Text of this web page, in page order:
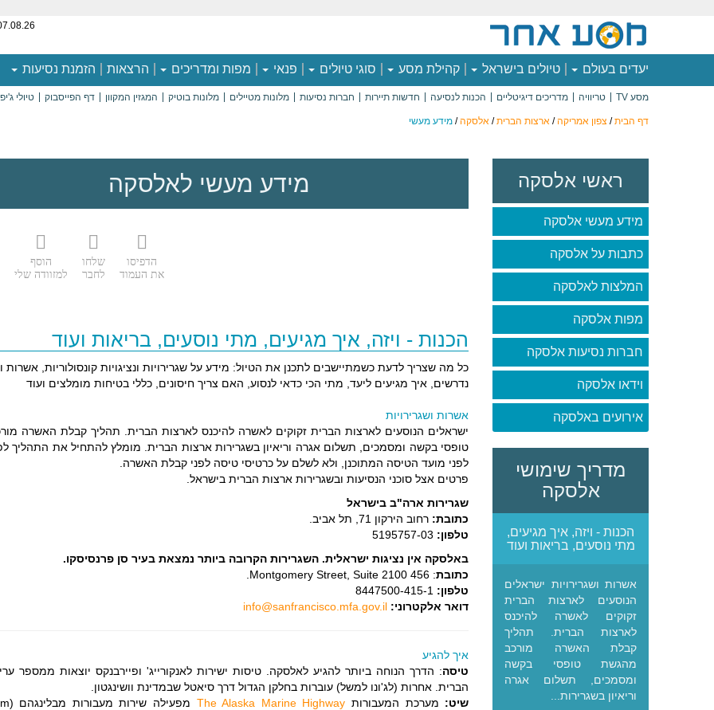
יעדים בעולם טיולים בישראל קהילת מסע סוגי טיולים פנאי מפות ומדריכים הרצאות הזמנת נסיעות
מסע TV טריוויה מדריכים דיגיטליים הכנות לנסיעה חדשות תיירות חברות נסיעות מלונות מטיילים מלונות בוטיק המגזין המקוון דף הפייסבוק טיולי
דף הבית/ צפון אמריקה/ ארצות הברית/ אלסקה/ מידע מעשי
ראשי אלסקה
מידע מעשי אלסקה
כתבות על אלסקה
המלצות לאלסקה
מפות אלסקה
חברות נסיעות אלסקה
וידאו אלסקה
אירועים באלסקה
מדריך שימושי
אלסקה
הכנות - ויזה, איך מגיעים,
מתי נוסעים, בריאות ועוד
אשרות ושגרירויות ישראלים
הנוסעים לארצות הברית
זקוקים לאשרה להיכנס
לארצות הברית. תהליך
קבלת האשרה מורכב
מהגשת טופסי בקשה
ומסמכים, תשלום אגרה
וריאיון בשגרירות...
מידע מעשי לאלסקה
הדפיסו
את העמוד
שלחו
לחבר
הוסף
למזוודה שלי
הכנות - ויזה, איך מגיעים, מתי נוסעים, בריאות ועוד
כל מה שצריך לדעת כשמתיישבים לתכנן את הטיול: מידע על שגרירויות ונציגויות קונסולוריות, אשרות
נדרשים, איך מגיעים ליעד, מתי הכי כדאי לנסוע, האם צריך חיסונים, כללי בטיחות מומלצים ועוד
אשרות ושגרירויות
ישראלים הנוסעים לארצות הברית זקוקים לאשרה להיכנס לארצות הברית. תהליך קבלת האשרה
טופסי בקשה ומסמכים, תשלום אגרה וריאיון בשגרירות ארצות הברית. מומלץ להתחיל את התהליך
לפני מועד הטיסה המתוכנן, ולא לשלם על כרטיסי טיסה לפני קבלת האשרה.
פרטים אצל סוכני הנסיעות ובשגרירות ארצות הברית בישראל.
שגרירות ארה"ב בישראל
כתובת: רחוב הירקון 71, תל אביב.
טלפון:
באלסקה אין נציגות ישראלית. השגרירות הקרובה ביותר נמצאת בעיר סן פרנסיסקו.
כתובת: 456 Montgomery Street, Suite 2100.
טלפון:
דואר אלקטרוני: info@sanfrancisco.mfa.gov.il
איך להגיע
טיסה: הדרך הנוחה ביותר להגיע לאלסקה. טיסות ישירות לאנקורייג' ופיירבנקס יוצאות ממספר
הברית. אחרות (לג'ונו למשל) עוברות בחלקן הגדול דרך סיאטל שבמדינת וושינגטון.
שיט: מערכת המעבורות The Alaska Marine Highway